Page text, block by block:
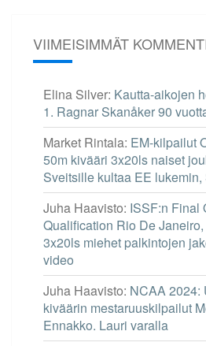
VIIMEISIMMÄT
Elina Silver: Kautta-aikojen
1. Ragnar Skanåker 90
Market Rintala: EM-kilpailut
50m kivääri 3x20ls naiset
Sveitsille kultaa EE lukemin,
Juha Haavisto: ISSF:n Final
Qualification Rio De
3x20ls miehet palkintojen
video
Juha Haavisto: NCAA 2024:
kiväärin mestaruuskilpailut
Ennakko. Lauri varalla